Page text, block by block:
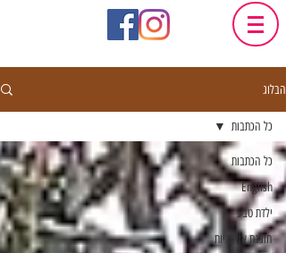
הבלוג
כל הכתבות
English
ילדת טבע
חוגגת אורבניות
כל הכתבות